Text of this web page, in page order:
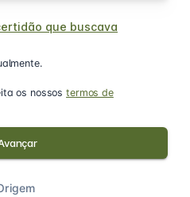
que buscava
os nossostermos de